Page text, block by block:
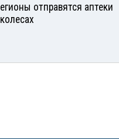
отправятся аптеки